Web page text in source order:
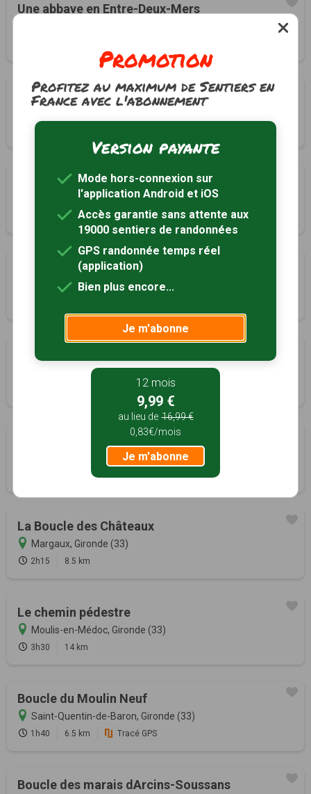
Une abbaye en Entre-Deux-Mers
Boucle des Palombes
1h35
La boucle des pins
Le Pian-Médoc, Gironde (33)
11.8 km
Le tour du lac des Dagueys
Libourne, Gironde (33)
La ronde des marais
Ludon-Médoc, Gironde (33)
Boucle locale de Marcenais
Marcenais, Gironde (33)
19.5 km
La Boucle des Châteaux
Margaux, Gironde (33)
2h15 8.5 km
Le chemin pédestre
Moulis-en-Médoc, Gironde (33)
3h30 14 km
Boucle du Moulin Neuf
Saint-Quentin-de-Baron, Gironde (33)
1h40 6.5 km Tracé GPS
Boucle des marais dArcins-Soussans
Promotion
Profitez au maximum de Sentiers en
France avec l'abonnement
Version payante
Mode hors-connexion sur
l'application Android et iOS
Accès garantie sans attente aux
19000 sentiers de randonnées
GPS randonnée temps réel
(application)
Bien plus encore...
Je m'abonne
12 mois
9,99 €
au lieu de 16,99 €
0,83€/mois
Je m'abonne